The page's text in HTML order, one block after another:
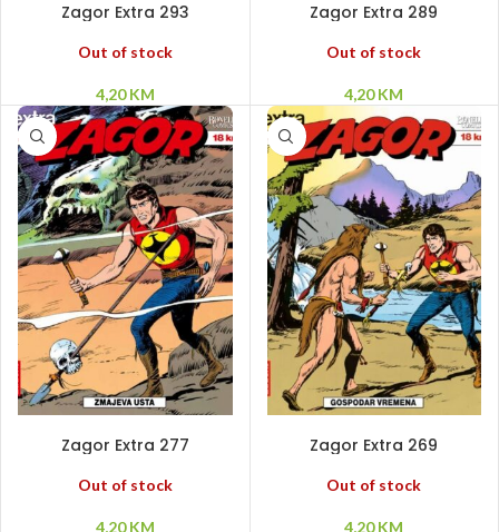
Zagor Extra 293
Out of stock
4,20KM
Zagor Extra 289
Out of stock
4,20KM
Zagor Extra 277
Out of stock
4,20KM
Zagor Extra 269
Out of stock
4,20KM